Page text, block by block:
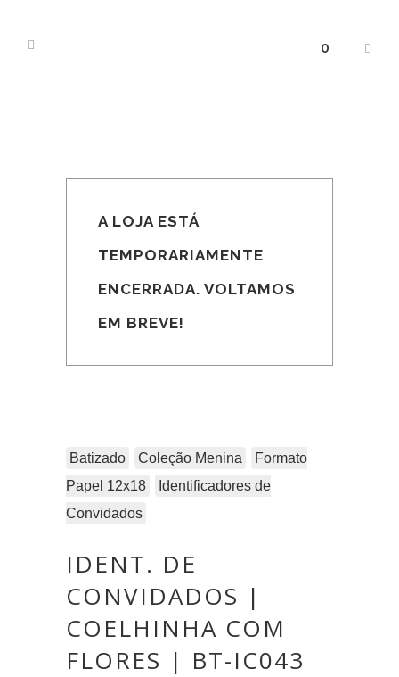
0
A LOJA ESTÁ
TEMPORARIAMENTE
ENCERRADA. VOLTAMOS
EM BREVE!
Batizado Coleção Menina
Formato
Papel 12x18
Identificadores de
Convidados
IDENT. DE
CONVIDADOS |
COELHINHA COM
FLORES | BT-IC043